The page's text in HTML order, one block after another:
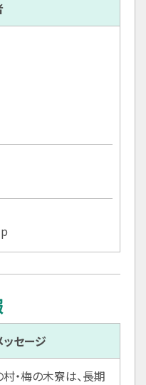
セージ
・梅の木寮は、長期